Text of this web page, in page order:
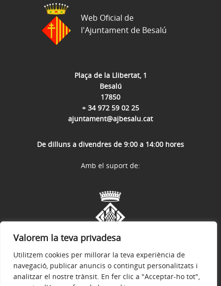
Valorem la teva privadesa
Utilitzem cookies per millorar la teva experiència de
navegació, publicar anuncis o contingut personalitzats i
analitzar el nostre trànsit. En fer clic a "Acceptar-ho tot",
Plaça de la Llibertat, 1
Besalú
17850
+ 34 972 59 02 25
ajuntament@ajbesalu.cat
De dilluns a divendres de 9:00 a 14:00 hores
Web Oficial de
l'Ajuntament de Besalú
Amb el suport de: